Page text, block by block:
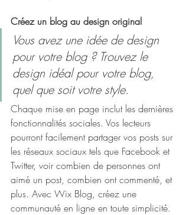
Créez un blog au design original
Vous avez une idée de design
pour votre blog ? Trouvez le
design idéal pour votre blog,
quel que soit votre style.
Chaque mise en page inclut les dernières
fonctionnalités sociales. Vos lecteurs
pourront facilement partager vos posts sur
les réseaux sociaux tels que Facebook et
Twitter, voir combien de personnes ont
aimé un post, combien ont commenté, et
plus. Avec Wix Blog, créez une
communauté en ligne en toute simplicité.